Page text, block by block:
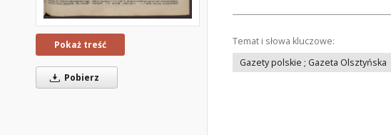
Pokaż treść
Pobierz
Temat i słowa kluczowe:
Gazety polskie ; Gazeta Olsztyńska